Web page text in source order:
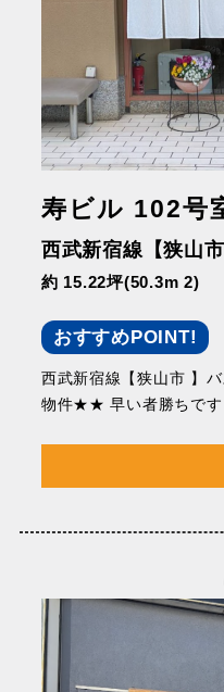
寿ビル 102号
西武新宿線【狭山
約 15.22坪(50.3m 2)
おすすめPOINT!
西武新宿線【狭山市 】
物件★★ 早い者勝ちです